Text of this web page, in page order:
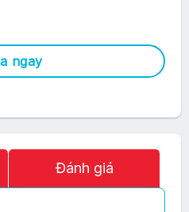
(BDLKMINIREC) số lượng
ngay
Đánh giá